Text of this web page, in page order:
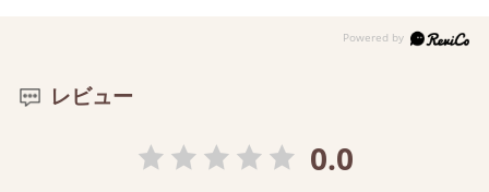
レビュー
0.0